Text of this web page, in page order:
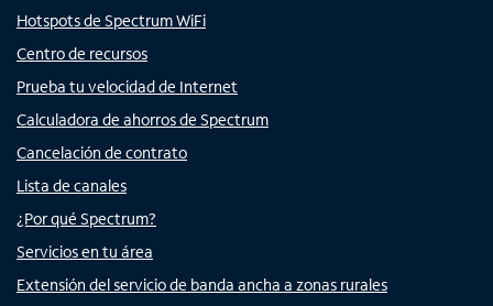
Hotspots de Spectrum WiFi
Centro de recursos
Prueba tu velocidad de Internet
Calculadora de ahorros de Spectrum
Cancelación de contrato
Lista de canales
¿Por qué Spectrum?
Servicios en tu área
Extensión del servicio de banda ancha a zonas rurales